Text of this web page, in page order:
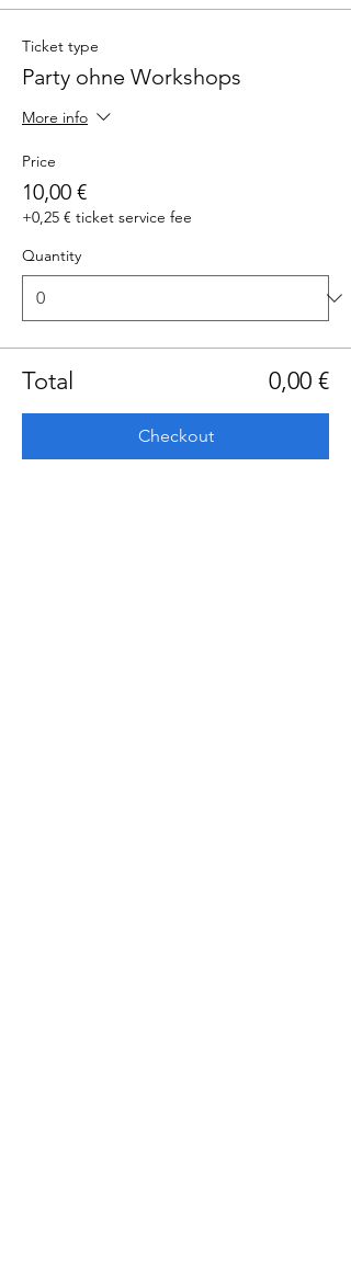
Ticket type
Party ohne Workshops
More info
Price
10,00 €
+0,25 € ticket service fee
Quantity
Total 0,00 €
Checkout